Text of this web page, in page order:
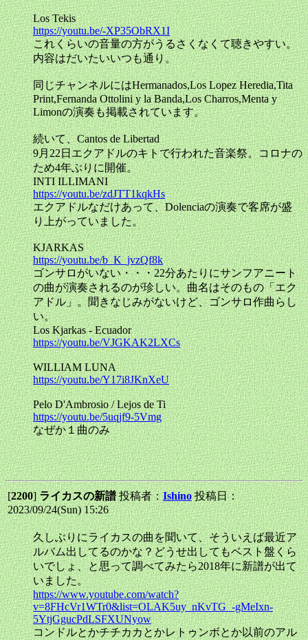
Los Tekis
https://youtu.be/-XP35ObRX1I
これくらいの音量の方がうるさくなくて聴きやすい。
内容はだいたいいつも通り。
同じチャンネルにはHermanados,Los Lopez Heredia,Tita
Print,Fernanda Ottolini y la Banda,Los Charros,Menta y
Limonの演奏も掲載されています。
続いて、Cantos de Libertad
9月22日エクアドルのキトで行われた音楽祭。コロナの
ため4年ぶりに開催。
INTI ILLIMANI
https://youtu.be/zdJTT1kqkHs
エクアドルなだけあって、Dolenciaの演奏で客席が盛
り上がっていました。
KJARKAS
https://youtu.be/b_K_jvzQf8k
ゴンサロがいない・・・22分あたりにサンフアニート
の曲が演奏されるのが珍しい。曲名はそのもの「エク
アドル」。聞きなじみがないけど、ゴンサロ作曲らし
い。
Los Kjarkas - Ecuador
https://youtu.be/VJGKAK2LXCs
WILLIAM LUNA
https://youtu.be/Y17i8JKnXeU
Pelo D'Ambrosio / Lejos de Ti
https://youtu.be/5uqjf9-5Vmg
なぜか１曲のみ
[2200]ライカスの新譜投稿者：Ishino 投稿日：
2023/09/24(Sun) 15:26
久しぶりにライカスの曲を聞いて、そういえば最近ア
ルバム出してるのかな？どうせ出してもベスト盤くら
いでしょ、と思って調べてみたら2018年に新譜が出て
いました。
https://www.youtube.com/watch?
v=8FHcVr1WTr0&list=OLAK5uy_nKvTG_-gMeIxn-
5YtjGgucPdLSFXUNyow
コンドルとかチチカカとかレトゥンボとか以前のアル